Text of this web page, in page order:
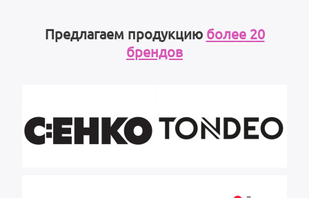
Предлагаем продукцию более 20
брендов